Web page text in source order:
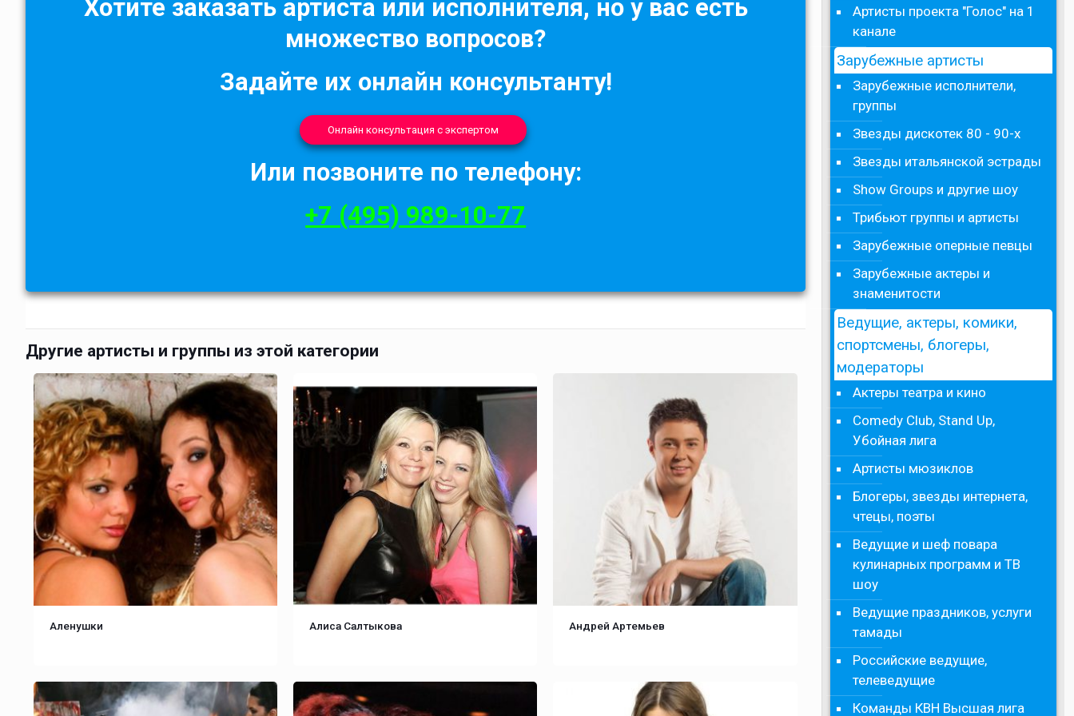
Хотите заказать артиста или исполнителя, но у вас есть
множество вопросов?
Задайте их онлайн консультанту!
Онлайн консультация с экспертом
Или позвоните по телефону:
+7 (495) 989-10-77
Другие артисты и группы из этой категории
Аленушки Алиса Салтыкова Андрей Артемьев
Артисты проекта "Голос" на 1
канале
Зарубежные артисты
Зарубежные исполнители,
группы
Звезды дискотек 80 - 90-х
Звезды итальянской эстрады
Show Groups и другие шоу
Трибьют группы и артисты
Зарубежные оперные певцы
Зарубежные актеры и
знаменитости
Ведущие, актеры, комики,
спортсмены, блогеры,
модераторы
Актеры театра и кино
Comedy Club, Stand Up,
Убойная лига
Артисты мюзиклов
Блогеры, звезды интернета,
чтецы, поэты
Ведущие и шеф повара
кулинарных программ и ТВ
шоу
Ведущие праздников, услуги
тамады
Российские ведущие,
телеведущие
Команды КВН Высшая лига